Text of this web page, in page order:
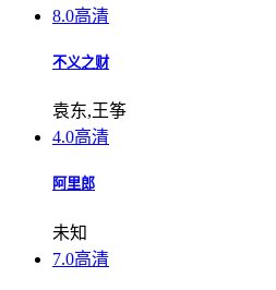
8.0高清
不义之财
袁东,王筝
4.0高清
阿里郎
未知
7.0高清